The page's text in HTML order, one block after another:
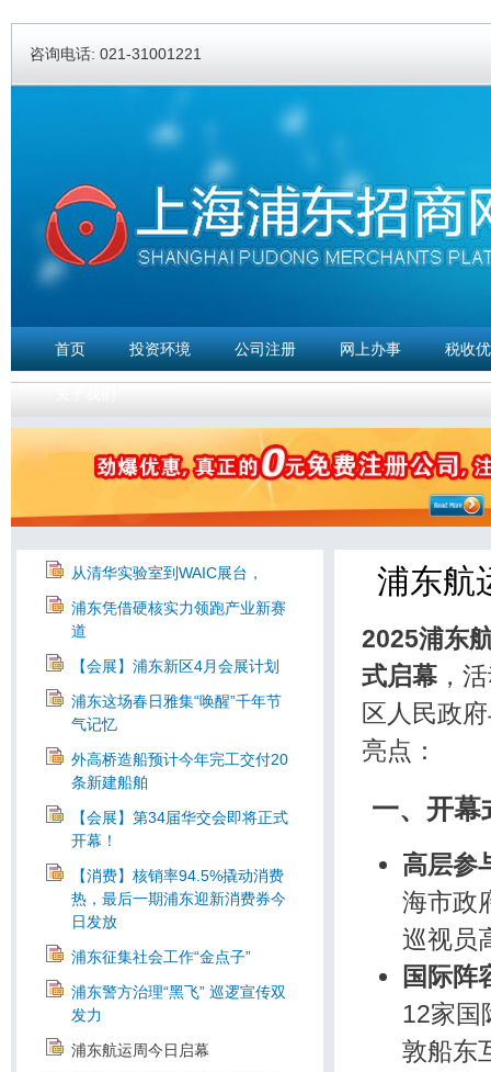
咨询电话: 021-31001221
首页 投资环境 公司注册 网上办事 税收
从清华实验室到WAIC展台，
浦东凭借硬核实力领跑产业新赛
道
【会展】浦东新区4月会展计划
浦东这场春日雅集“唤醒”千年节
气记忆
外高桥造船预计今年完工交付20
条新建船舶
【会展】第34届华交会即将正式
开幕！
【消费】核销率94.5%撬动消费
热，最后一期浦东迎新消费券今
日发放
浦东征集社会工作“金点子”
浦东警方治理“黑飞” 巡逻宣传双
发力
浦东航运周今日启幕
浦东航
2025浦东
式启幕 ，
区人民政
亮点：
一、开幕
高层参
海市政
巡视员
国际阵
12家国
敦船东